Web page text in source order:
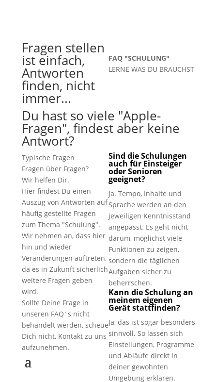
Fragen stellen
ist einfach,
Antworten
finden, nicht
immer...
FAQ "SCHULUNG"
LERNE WAS DU BRAUCHST
Du hast so viele "Apple-
Fragen", findest aber keine
Antwort?
Typische Fragen
Fragen über Fragen?
Wir helfen Dir.
Hier findest Du einen
Auszug von Antworten auf
häufig gestellte Fragen
zum Thema "Schulung".
Wir nehmen an, dass hier
hin und wieder
Veränderungen auftreten,
da es in Zukunft sicherlich
weitere Fragen geben
wird.
Sollte Deine Frage in
unseren FAQ´s nicht
behandelt werden, scheue
Dich nicht, Kontakt zu uns
aufzunehmen.
Sind die Schulungen
auch für Einsteiger
oder Senioren
geeignet?
Ja. Tempo, Inhalte und
Sprache werden an den
jeweiligen Kenntnisstand
angepasst. Es geht nicht
darum, möglichst viele
Funktionen zu zeigen,
sondern die täglichen
Aufgaben sicher zu
beherrschen.
Kann die Schulung an
meinem eigenen
Gerät stattfinden?
Ja, das ist sogar besonders
sinnvoll. So lassen sich
Einstellungen, Programme
und Abläufe direkt in
deiner gewohnten
Umgebung erklären.